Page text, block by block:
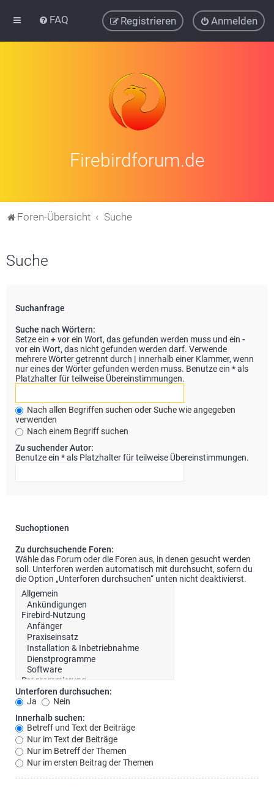
FAQ Anmelden
Registrieren
Firebirdforum.de
Foren-Übersicht Suche
Suche
Suchanfrage
Suche nach Wörtern:
Setze ein +vor ein Wort, das gefunden werden muss und ein -
vor ein Wort, das nicht gefunden werden darf. Verwende
mehrere Wörter getrennt durch | innerhalb einer Klammer, wenn
nur eines der Wörter gefunden werden muss. Benutze ein * als
Platzhalter für teilweise Übereinstimmungen.
Nach allen Begriffen suchen oder Suche wie angegeben
verwenden
Nach einem Begriff suchen
Zu suchender Autor:
Benutze ein * als Platzhalter für teilweise Übereinstimmungen.
Suchoptionen
Zu durchsuchende Foren:
Wähle das Forum oder die Foren aus, in denen gesucht werden
soll. Unterforen werden automatisch mit durchsucht, sofern du
die Option „Unterforen durchsuchen“ unten nicht deaktivierst.
Unterforen durchsuchen:
Ja
Nein
Innerhalb suchen:
Betreff und Text der Beiträge
Nur im Text der Beiträge
Nur im Betreff der Themen
Nur im ersten Beitrag der Themen